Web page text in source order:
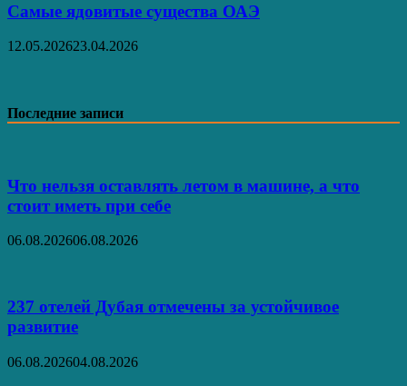
Самые ядовитые существа ОАЭ
12.05.202623.04.2026
Последние записи
Что нельзя оставлять летом в машине, а что
стоит иметь при себе
06.08.202606.08.2026
237 отелей Дубая отмечены за устойчивое
развитие
06.08.202604.08.2026